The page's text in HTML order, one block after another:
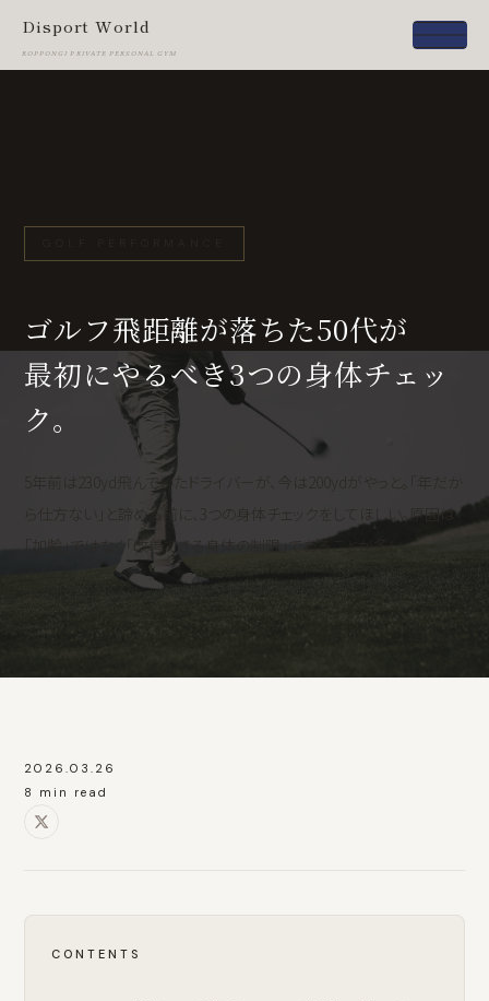
Disport World
ROPPONGI PRIVATE PERSONAL GYM
ゴルフ飛距離が落ちた50代が
最初にやるべき3つの身体チェッ
ク。
5年前は230yd飛んでいたドライバーが、今は200ydがやっと。「年だか
ら仕方ない」と諦める前に、3つの身体チェックをしてほしい。原因は
「加齢」ではなく「改善できる身体の制限」であることが多い。
2026.03.26
8 min read
CONTENTS